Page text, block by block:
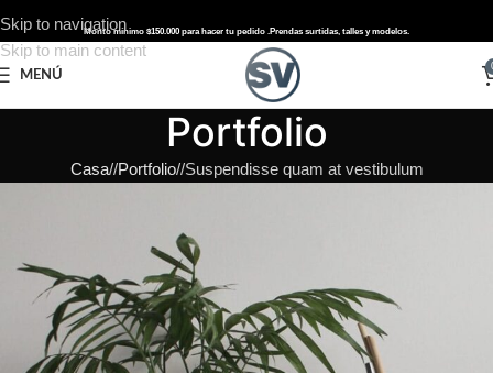
Skip to navigation
Skip to main content
Monto mínimo $150.000 para hacer tu pedido .Prendas surtidas, talles y modelos.
MENÚ
Portfolio
Casa/ Portfolio/ Suspendisse quam at vestibulum